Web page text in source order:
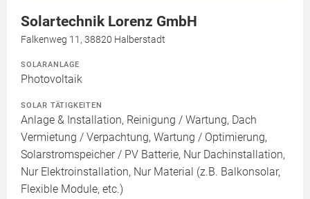
Solartechnik Lorenz GmbH
Falkenweg 11, 38820 Halberstadt
SOLARANLAGE
Photovoltaik
SOLAR TÄTIGKEITEN
Anlage & Installation, Reinigung / Wartung, Dach
Vermietung / Verpachtung, Wartung / Optimierung,
Solarstromspeicher / PV Batterie, Nur Dachinstallation,
Nur Elektroinstallation, Nur Material (z.B. Balkonsolar,
Flexible Module, etc.)